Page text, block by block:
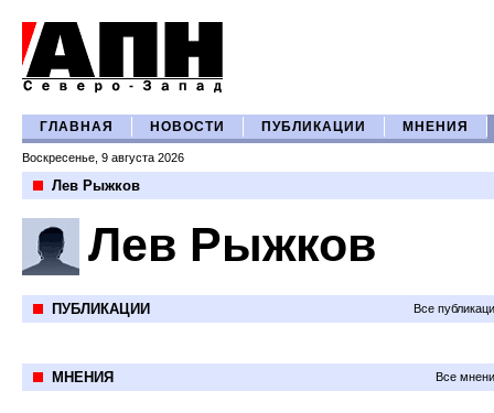
ГЛАВНАЯ НОВОСТИ ПУБЛИКАЦИИ МНЕНИЯ
Воскресенье, 9 августа 2026
Лев Рыжков
Лев Рыжков
ПУБЛИКАЦИИ Все
МНЕНИЯ Все